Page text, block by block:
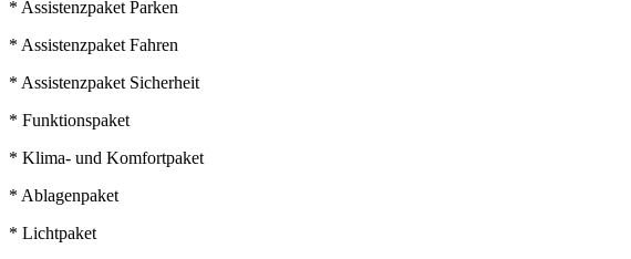
* Assistenzpaket Parken
* Assistenzpaket Fahren
* Assistenzpaket Sicherheit
* Funktionspaket
* Klima- und Komfortpaket
* Ablagenpaket
* Lichtpaket